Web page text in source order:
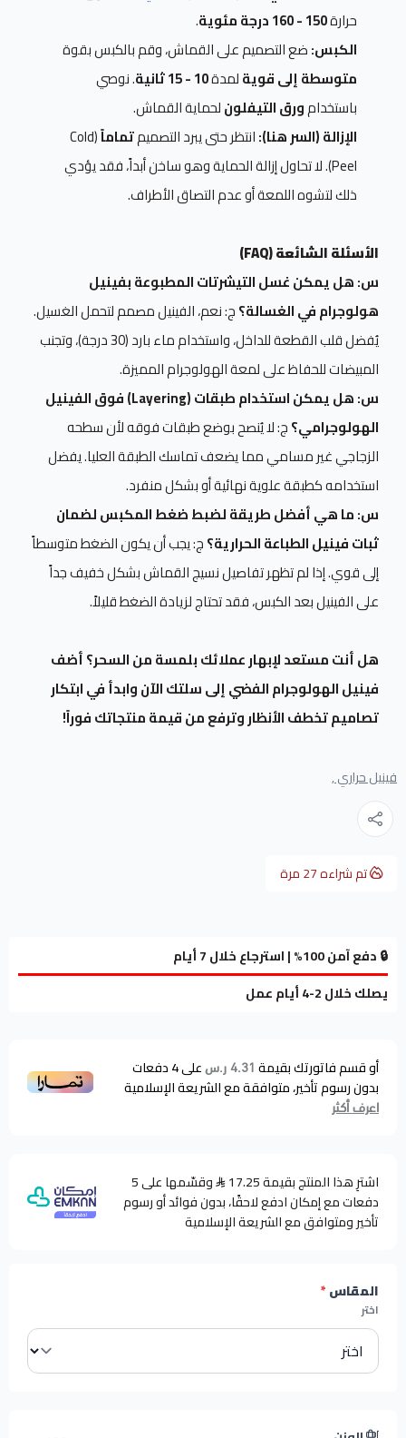
حرارة150 - 160 درجة مئوية
.
الكبس:ضع التصميم على القماش، وقم بالكبس بقوة
متوسطة إلى قويةلمدة10 - 15 ثانية
. نوصي
باستخدامورق التيفلونلحماية القماش.
الإزالة (السر هنا):انتظر حتى يبرد التصميمتماماً (Cold
Peel). لا تحاول إزالة الحماية وهو ساخن أبداً، فقد يؤدي
ذلك لتشوه اللمعة أو عدم التصاق الأطراف.
الأسئلة الشائعة (FAQ)
س: هل يمكن غسل التيشرتات المطبوعة بفينيل
هولوجرام في الغسالة؟ج: نعم، الفينيل مصمم لتحمل الغسيل.
يُفضل قلب القطعة للداخل، واستخدام ماء بارد (30 درجة)، وتجنب
المبيضات للحفاظ على لمعة الهولوجرام المميزة.
س: هل يمكن استخدام طبقات (Layering) فوق الفينيل
الهولوجرامي؟ج: لا يُنصح بوضع طبقات فوقه لأن سطحه
الزجاجي غير مسامي مما يضعف تماسك الطبقة العليا. يفضل
استخدامه كطبقة علوية نهائية أو بشكل منفرد.
س: ما هي أفضل طريقة لضبط ضغط المكبس لضمان
ثبات فينيل الطباعة الحرارية؟ج: يجب أن يكون الضغط متوسطاً
إلى قوي. إذا لم تظهر تفاصيل نسيج القماش بشكل خفيف جداً
على الفينيل بعد الكبس، فقد تحتاج لزيادة الضغط قليلاً.
هل أنت مستعد لإبهار عملائك بلمسة من السحر؟ أضف
فينيل الهولوجرام الفضي إلى سلتك الآن وابدأ في ابتكار
تصاميم تخطف الأنظار وترفع من قيمة منتجاتك فوراً!
فينيل حراري ,
تم شراءه27مرة
🔒 دفع آمن 100% | استرجاع خلال 7 أيام
يصلك خلال 2-4 أيام عمل
أو قسم فاتورتك بقيمة 4.31 ر.س على4دفعات
بدون رسوم تأخير، متوافقة مع الشريعة الإسلامية
اعرف أكثر
اشترِ هذا المنتج بقيمة 17.25
وقسّمها على 5
دفعات مع إمكان ادفع لاحقًا، بدون فوائد أو رسوم
تأخير ومتوافق مع الشريعة الإسلامية
المقاس*
اختر